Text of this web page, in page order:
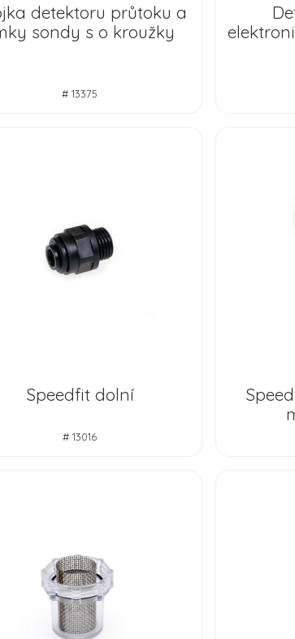
detektoru průtoku a
sondy s o kroužky
# 13375
Speedfit dolní
# 13016